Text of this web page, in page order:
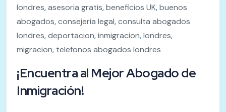
londres,asesoria gratis,beneficios UK,buenos
abogados,consejeria legal,consulta abogados
londres,deportacion,inmigracion,londres,
migracion, telefonos abogados londres
¡Encuentra al Mejor Abogado de
Inmigración!